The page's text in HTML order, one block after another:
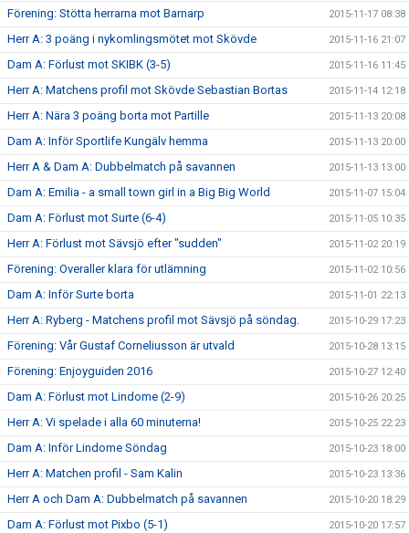
Förening: Stötta herrarna mot Barnarp 2015-11-17 08:38
Herr A: 3 poäng i nykomlingsmötet mot Skövde 2015-11-16 21:07
Dam A: Förlust mot SKIBK (3-5) 2015-11-16 11:45
Herr A: Matchens profil mot Skövde Sebastian Bortas 2015-11-14 12:18
Herr A: Nära 3 poäng borta mot Partille 2015-11-13 20:08
Dam A: Inför Sportlife Kungälv hemma 2015-11-13 20:00
Herr A & Dam A: Dubbelmatch på savannen 2015-11-13 13:00
Dam A: Emilia - a small town girl in a Big Big World 2015-11-07 15:04
Dam A: Förlust mot Surte (6-4) 2015-11-05 10:35
Herr A: Förlust mot Sävsjö efter "sudden" 2015-11-02 20:19
Förening: Overaller klara för utlämning 2015-11-02 10:56
Dam A: Inför Surte borta 2015-11-01 22:13
Herr A: Ryberg - Matchens profil mot Sävsjö på söndag. 2015-10-29 17:23
Förening: Vår Gustaf Corneliusson är utvald 2015-10-28 13:15
Förening: Enjoyguiden 2016 2015-10-27 12:40
Dam A: Förlust mot Lindome (2-9) 2015-10-26 20:25
Herr A: Vi spelade i alla 60 minuterna! 2015-10-25 22:23
Dam A: Inför Lindome Söndag 2015-10-23 18:00
Herr A: Matchen profil - Sam Kalin 2015-10-23 13:36
Herr A och Dam A: Dubbelmatch på savannen 2015-10-20 18:29
Dam A: Förlust mot Pixbo (5-1) 2015-10-20 17:57